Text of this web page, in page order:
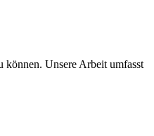
können. Unsere Arbeit umfasst